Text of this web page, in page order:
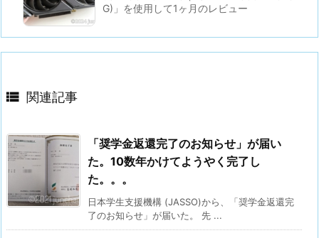
G)」を使用して1ヶ月のレビュー
 関連記事
「奨学金返還完了のお知らせ」が届い
た。10数年かけてようやく完了し
た。。。
日本学生支援機構 (JASSO)から、「奨学金返還完
了のお知らせ」が届いた。 先 ...